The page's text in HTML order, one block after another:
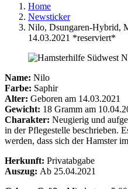
Home
Newsticker
Nilo, Dsungaren-Hybrid,
14.03.2021 *reserviert*
Name: Nilo
Farbe: Saphir
Alter: Geboren am 14.03.2021
Gewicht: 18 Gramm am
Charakter: Neugierig und
in der Pflegestelle beschrieben.
werden, dass sich der Hamster
Herkunft: Privatabgabe
Auszug: Ab 25.04.2021